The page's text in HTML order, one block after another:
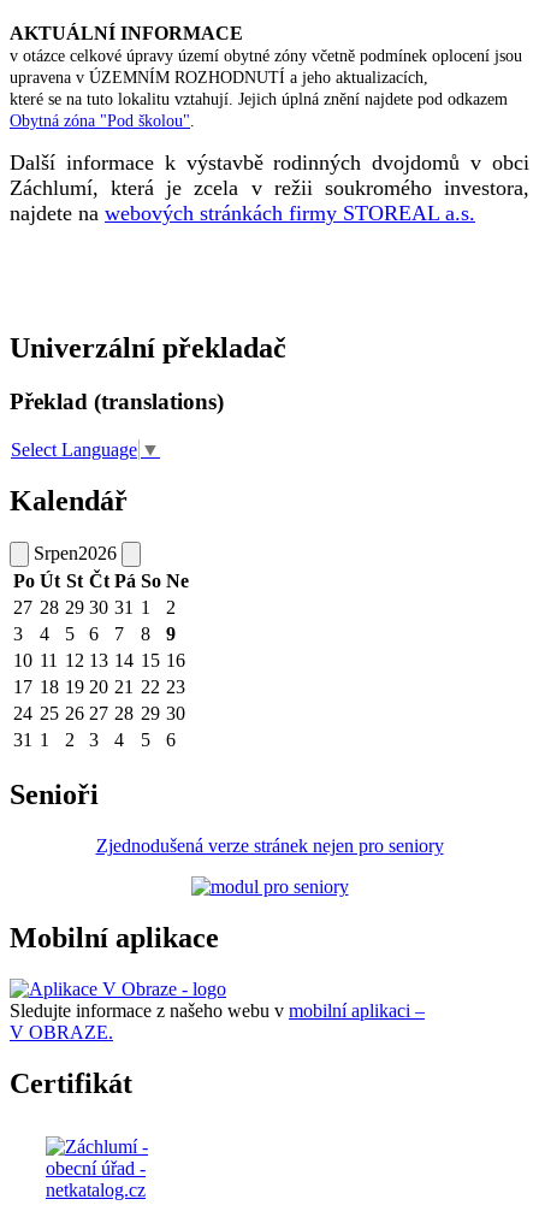
AKTUÁLNÍ INFORMACE
v otázce celkové úpravy území obytné zóny včetně podmínek oplocení jsou
upravena v ÚZEMNÍM ROZHODNUTÍ a jeho aktualizacích,
které se na tuto lokalitu vztahují. Jejich úplná znění najdete pod odkazem
Obytná zóna "Pod školou".
Další informace k výstavbě rodinných dvojdomů v obci
Záchlumí, která je zcela v režii soukromého investora,
najdete na webových stránkách firmy STOREAL a.s.
Univerzální překladač
Překlad (translations)
Select Language ▼
Kalendář
Srpen2026
Po Út St Čt Pá So Ne
27 28 29 30 31 1
2
3
4 5 6 7 8
9
10 11 12 13 14 15 16
17 18 19 20 21 22 23
24 25 26 27 28 29 30
31 1 2 3 4 5 6
Senioři
Zjednodušená verze stránek nejen pro seniory
Mobilní aplikace
Sledujte informace z našeho webu v mobilní aplikaci –
V OBRAZE.
Certifikát